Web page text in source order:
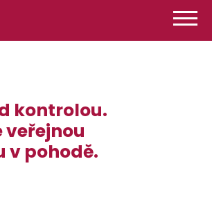
kontrolou.
veřejnou
v pohodě.